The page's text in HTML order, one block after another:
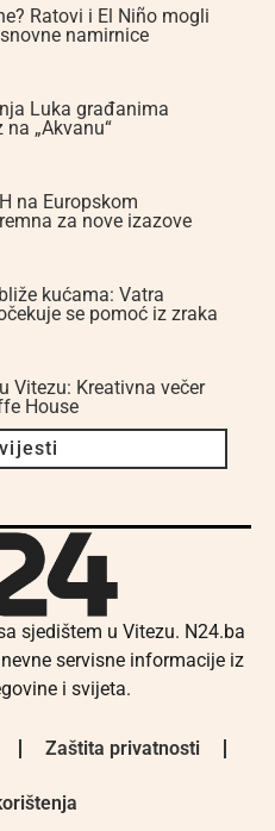
Ratovi i El Niño mogli
namirnice
Luka građanima
„Akvanu“
na Europskom
za nove izazove
kućama: Vatra
se pomoć iz zraka
Vitezu: Kreativna večer
House
sjedištem u Vitezu. N24.ba
servisne informacije iz
i svijeta.
Zaštita privatnosti